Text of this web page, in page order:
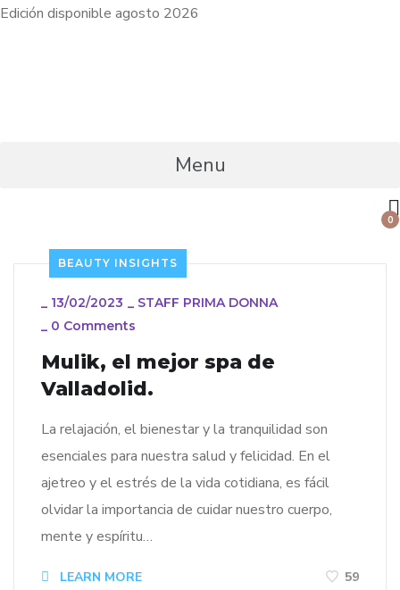
Edición disponible agosto 2026
Menu
0
BEAUTY INSIGHTS
_ 13/02/2023 _ STAFF PRIMA DONNA
_ 0 Comments
Mulik, el mejor spa de
Valladolid.
La relajación, el bienestar y la tranquilidad son
esenciales para nuestra salud y felicidad. En el
ajetreo y el estrés de la vida cotidiana, es fácil
olvidar la importancia de cuidar nuestro cuerpo,
mente y espíritu…
LEARN MORE 59